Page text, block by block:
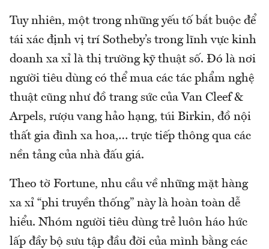
Tuy nhiên, một trong những yếu tố bắt buộc để
tái xác định vị trí Sotheby’s trong lĩnh vực kinh
doanh xa xỉ là thị trường kỹ thuật số. Đó là nơi
người tiêu dùng có thể mua các tác phẩm nghệ
thuật cũng như đồ trang sức của Van Cleef &
Arpels, rượu vang hảo hạng, túi Birkin, đồ nội
thất gia đình xa hoa,… trực tiếp thông qua các
nền tảng của nhà đấu giá.
Theo tờ Fortune, nhu cầu về những mặt hàng
xa xỉ “phi truyền thống” này là hoàn toàn dễ
hiểu. Nhóm người tiêu dùng trẻ luôn háo hức
lấp đầy bộ sưu tập đầu đời của mình bằng các